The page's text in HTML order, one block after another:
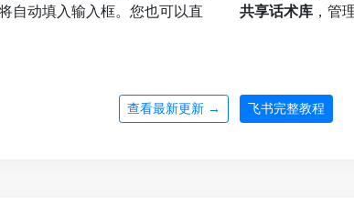
自动填入输入框。您也可以直
共享话术库 ，管
查看最新更新 → 飞书完整教程